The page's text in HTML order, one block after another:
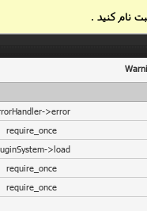
نام کنید .
>error
require_once
>load
require_once
require_once